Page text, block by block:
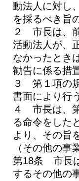
動法人に対し
を採るべき旨
２ 市長は、
活動法人が、
なかったとき
勧告に係る措
３ 第１項の
書面により行
４ 市長は、
る命令をした
より、その旨
（その他の事
第18条 市長
するその他の